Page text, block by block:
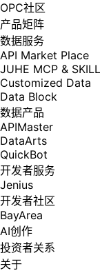
OPC社区
产品矩阵
数据服务
API Market Place
JUHE MCP &
Customized Data
Data Block
数据产品
APIMaster
DataArts
QuickBot
开发者服务
Jenius
开发者社区
BayArea
AI创作
投资者关系
关于